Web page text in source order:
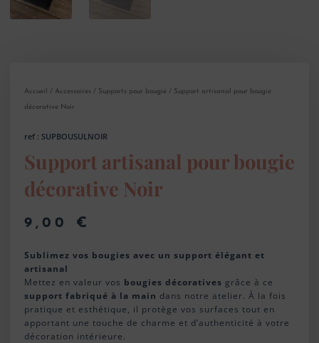
Accueil / Accessoires / Supports pour bougie / Support artisanal pour bougie
décorative Noir
ref : SUPBOUSULNOIR
Support artisanal pour bougie
décorative Noir
9,00 €
Sublimez vos bougies avec un support élégant et
artisanal
Mettez en valeur vos bougies décoratives grâce à ce
support fabriqué à la main dans notre atelier. À la fois
pratique et esthétique, il protège vos surfaces tout en
apportant une touche de charme et d’authenticité à votre
décoration intérieure.